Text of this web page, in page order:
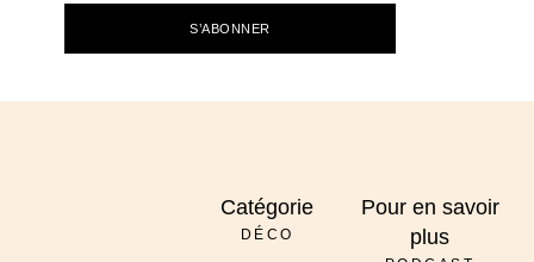
S’ABONNER
Catégorie
DÉCO
Pour en savoir
plus